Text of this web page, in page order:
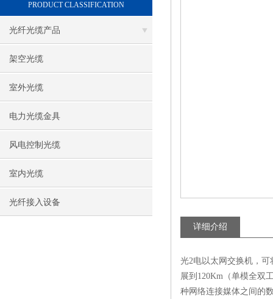
PRODUCT CLASSIFICATION
光纤光缆产品
架空光缆
室外光缆
电力光缆金具
风电控制光缆
室内光缆
光纤接入设备
详细介绍
光2电以太网交换机，可
展到120Km（单模全双
种网络连接媒体之间的